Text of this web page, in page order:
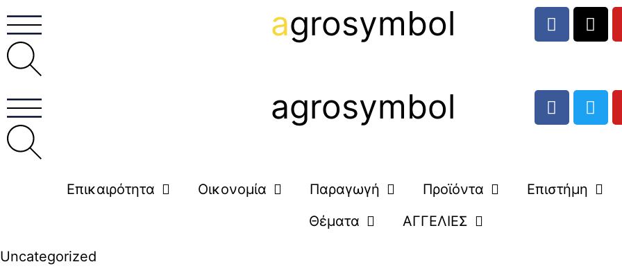
agrosymbol
agrosymbol
Επικαιρότητα Οικονομία Παραγωγή Προϊόντα
Επιστήμη
Θέματα
ΑΓΓΕΛΙΕΣ
Uncategorized